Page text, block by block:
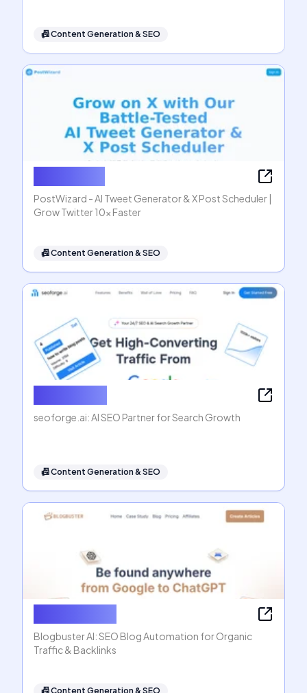
📠Content Generation & SEO
PostWizard - AI Tweet Generator & X Post Scheduler |
Grow Twitter 10x Faster
📠Content Generation & SEO
seoforge.ai: AI SEO Partner for Search Growth
📠Content Generation & SEO
Blogbuster AI: SEO Blog Automation for Organic
Traffic & Backlinks
📠Content Generation & SEO